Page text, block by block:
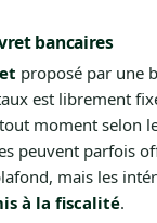
bancaires
proposé par une
est librement
moment selon
peuvent parfois
mais les
à la fiscalité.